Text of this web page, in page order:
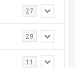
27
29
11